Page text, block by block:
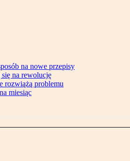
na nowe przepisy
na rewolucję
rozwiążą problemu
miesiąc